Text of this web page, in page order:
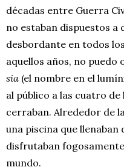
décadas entre Guerra
no estaban dispuestos a
desbordante en todos
aquellos años, no puedo
sia (el nombre en el
al público a las cuatro
cerraban. Alrededor de
una piscina que llenaban
disfrutaban
mundo.